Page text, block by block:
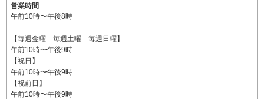
営業時間
午前10時〜午後8時
【毎週金曜 毎週土曜 毎週日曜】
午前10時〜午後9時
【祝日】
午前10時〜午後9時
【祝前日】
午前10時〜午後9時